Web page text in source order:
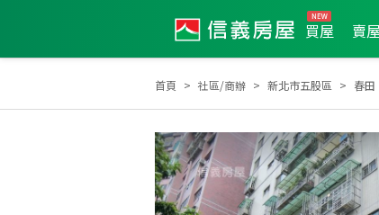
買屋 賣屋
首頁 社區/商辦 新北市五股區 春田